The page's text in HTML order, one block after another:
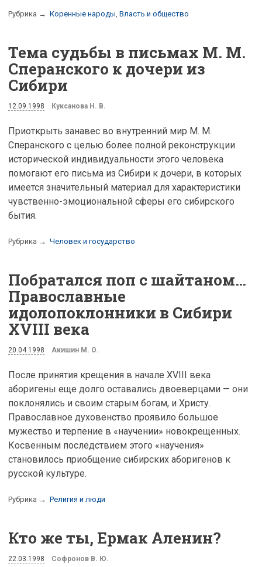
Рубрика → Коренные народы Власть и общество
Тема судьбы в письмах М. М.
Сперанского к дочери из
Сибири
12.09.1998 Куксанова Н. В.
Приоткрыть занавес во внутренний мир М. М.
Сперанского с целью более полной реконструкции
исторической индивидуальности этого человека
помогают его письма из Сибири к дочери, в которых
имеется значительный материал для характеристики
чувственно-эмоциональной сферы его сибирского
бытия.
Рубрика → Человек и государство
Побратался поп с шайтаном…
Православные
идолопоклонники в Сибири
XVIII века
20.04.1998 Акишин М. О.
После принятия крещения в начале XVIII века
аборигены еще долго оставались двоеверцами — они
поклонялись и своим старым богам, и Христу.
Православное духовенство проявило большое
мужество и терпение в «научении» новокрещенных.
Косвенным последствием этого «научения»
становилось приобщение сибирских аборигенов к
русской культуре.
Рубрика → Религия и люди
Кто же ты, Ермак Аленин?
22.03.1998 Софронов В. Ю.